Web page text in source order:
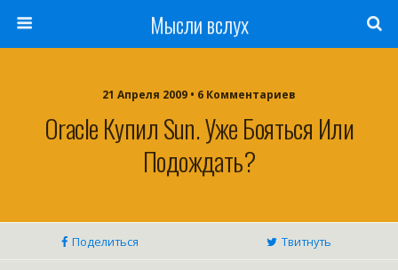
Мысли вслух
21 Апреля 2009 • 6 Комментариев
Oracle Купил Sun. Уже Бояться Или
Подождать?
Поделиться Твитнуть